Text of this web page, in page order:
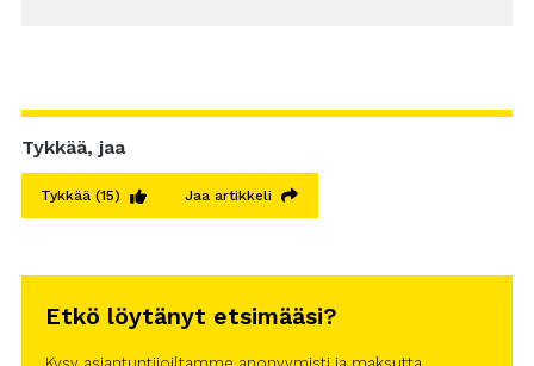
Tykkää, jaa
Tykkää (15) Jaa artikkeli
Etkö löytänyt etsimääsi?